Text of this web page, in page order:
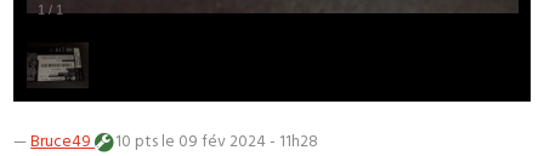
1 / 1
—Bruce49 10 ptsle 09 fév 2024 - 11h28